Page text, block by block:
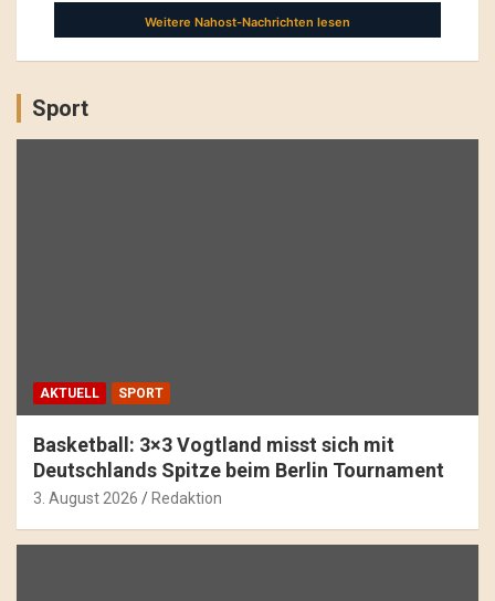
Sport
AKTUELL SPORT
Basketball: 3×3 Vogtland misst sich mit
Deutschlands Spitze beim Berlin Tournament
3. August 2026 Redaktion